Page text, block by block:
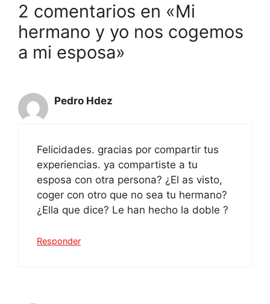
2 comentarios en «Mi
hermano y yo nos cogemos
a mi esposa»
Pedro Hdez
Felicidades. gracias por compartir tus
experiencias. ya compartiste a tu
esposa con otra persona? ¿El as visto,
coger con otro que no sea tu hermano?
¿Ella que dice? Le han hecho la doble ?
Responder